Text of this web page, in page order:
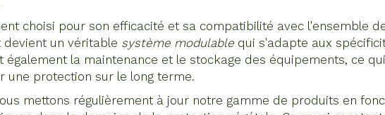
choisi pour son efficacité et sa compatibilité avec l'ensemble
devient un véritable système modulable qui s'adapte aux
également la maintenance et le stockage des équipements, ce
une protection sur le long terme.
mettons régulièrement à jour notre gamme de produits en